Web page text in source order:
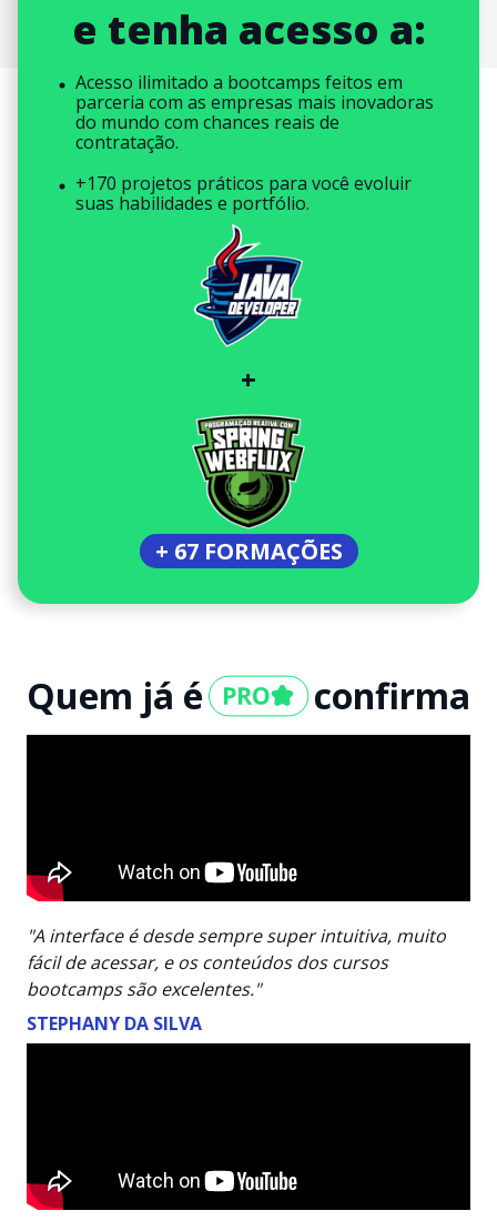
e tenha acesso a:
Acesso ilimitado a bootcamps feitos em
parceria com as empresas mais inovadoras
do mundo com chances reais de
contratação.
+170 projetos práticos para você evoluir
suas habilidades e portfólio.
+
+ 67 FORMAÇÕES
Quem já é confirma
"A interface é desde sempre super intuitiva, muito
fácil de acessar, e os conteúdos dos cursos
bootcamps são excelentes."
STEPHANY DA SILVA